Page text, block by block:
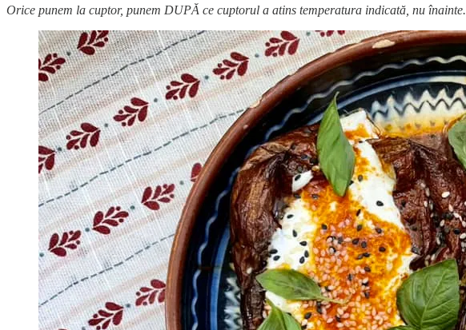
Orice punem la cuptor, punem DUPĂ ce cuptorul a atins temperatura indicată, nu înainte.